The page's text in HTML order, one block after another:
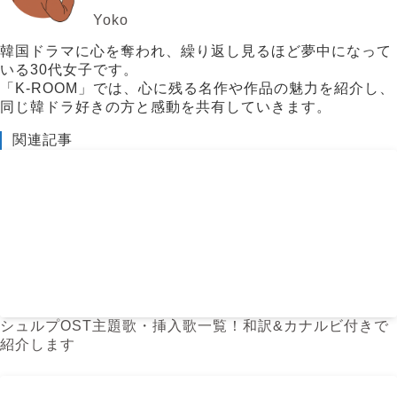
Yoko
韓国ドラマに心を奪われ、繰り返し見るほど夢中になって
いる30代女子です。
「K-ROOM」では、心に残る名作や作品の魅力を紹介し、
同じ韓ドラ好きの方と感動を共有していきます。
関連記事
シュルプOST主題歌・挿入歌一覧！和訳&カナルビ付きで
紹介します